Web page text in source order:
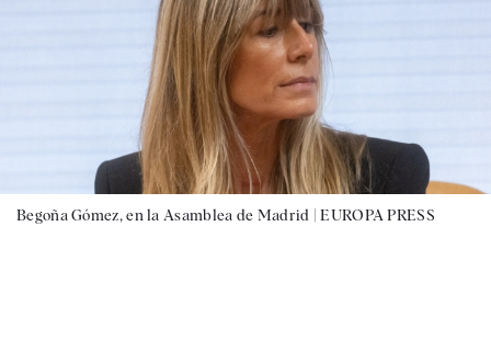
Begoña Gómez, en la Asamblea de Madrid |EUROPA PRESS